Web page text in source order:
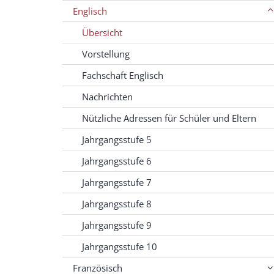
Englisch
Übersicht
Vorstellung
Fachschaft Englisch
Nachrichten
Nützliche Adressen für Schüler und Eltern
Jahrgangsstufe 5
Jahrgangsstufe 6
Jahrgangsstufe 7
Jahrgangsstufe 8
Jahrgangsstufe 9
Jahrgangsstufe 10
Französisch